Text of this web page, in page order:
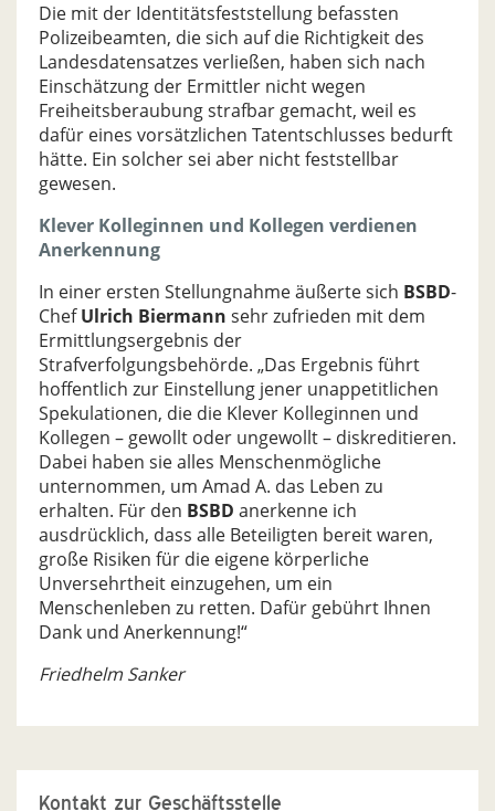
Die mit der Identitätsfeststellung befassten
Polizeibeamten, die sich auf die Richtigkeit des
Landesdatensatzes verließen, haben sich nach
Einschätzung der Ermittler nicht wegen
Freiheitsberaubung strafbar gemacht, weil es
dafür eines vorsätzlichen Tatentschlusses bedurft
hätte. Ein solcher sei aber nicht feststellbar
gewesen.
Klever Kolleginnen und Kollegen verdienen
Anerkennung
In einer ersten Stellungnahme äußerte sich BSBD-
ChefUlrich Biermann sehr zufrieden mit dem
Ermittlungsergebnis der
Strafverfolgungsbehörde. „Das Ergebnis führt
hoffentlich zur Einstellung jener unappetitlichen
Spekulationen, die die Klever Kolleginnen und
Kollegen – gewollt oder ungewollt – diskreditieren.
Dabei haben sie alles Menschenmögliche
unternommen, um Amad A. das Leben zu
erhalten. Für den BSBD anerkenne ich
ausdrücklich, dass alle Beteiligten bereit waren,
große Risiken für die eigene körperliche
Unversehrtheit einzugehen, um ein
Menschenleben zu retten. Dafür gebührt Ihnen
Dank und Anerkennung!“
Friedhelm Sanker
Kontakt zur Geschäftsstelle